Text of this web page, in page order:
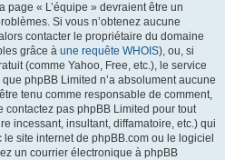
page « L’équipe » devraient être un
Si vous n’obtenez aucune
contacter le propriétaire du domaine
grâce à une requête WHOIS), ou, si
(comme Yahoo, Free, etc.), le service
phpBB Limited n’a absolument aucune
tenu comme responsable de comment,
contactez pas phpBB Limited pour tout
incessant, insultant, diffamatoire, etc.) qui
site internet de phpBB.com ou le logiciel
un courrier électronique à phpBB